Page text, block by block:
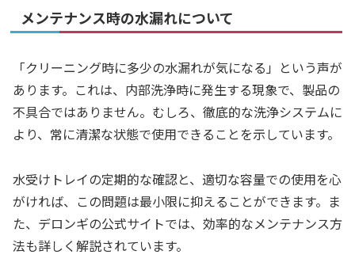
メンテナンス時の水漏れについて
「クリーニング時に多少の水漏れが気になる」という声が
あります。これは、内部洗浄時に発生する現象で、製品の
不具合ではありません。むしろ、徹底的な洗浄システムに
より、常に清潔な状態で使用できることを示しています。
水受けトレイの定期的な確認と、適切な容量での使用を心
がければ、この問題は最小限に抑えることができます。ま
た、デロンギの公式サイトでは、効率的なメンテナンス方
法も詳しく解説されています。